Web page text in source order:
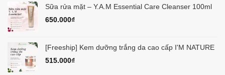
Sữa rửa mặt – Y.A.M Essential Care Cleanser 100ml
650.000₫
[Freeship] Kem dưỡng trắng da cao cấp I'M NATURE
515.000₫